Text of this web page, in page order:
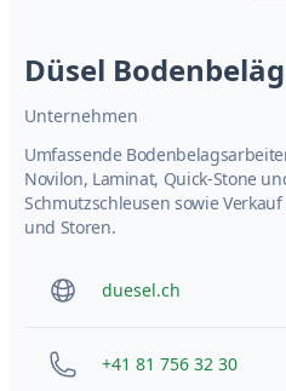
Düsel
Unternehmen
Umfassende
Novilon, Laminat, Quick-Stone
Schmutzschleusen sowie
und Storen.
duesel.ch
+41 81 756 32 30